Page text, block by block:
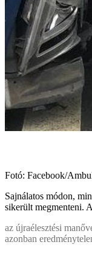
Fotó: Facebook/
Sajnálatos módon,
sikerült megmenteni.
az újraélesztési
azonban